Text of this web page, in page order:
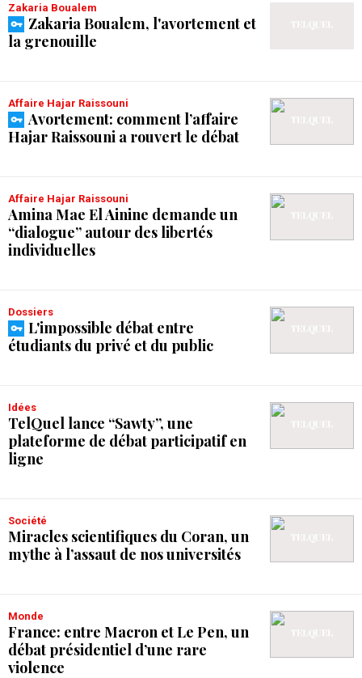
Zakaria Boualem
Zakaria Boualem, l'avortement et
la grenouille
Affaire Hajar Raissouni
Avortement: comment l’affaire
Hajar Raissouni a rouvert le débat
Affaire Hajar Raissouni
Amina Mae El Ainine demande un
“dialogue” autour des libertés
individuelles
Dossiers
L'impossible débat entre
étudiants du privé et du public
Idées
TelQuel lance “Sawty”, une
plateforme de débat participatif en
ligne
Société
Miracles scientifiques du Coran, un
mythe à l’assaut de nos universités
Monde
France: entre Macron et Le Pen, un
débat présidentiel d’une rare
violence